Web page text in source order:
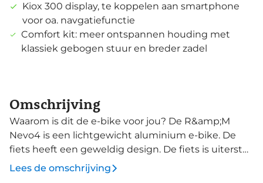
Kiox 300 display, te koppelen aan smartphone
voor oa. navgatiefunctie
Comfort kit: meer ontspannen houding met
klassiek gebogen stuur en breder zadel
Omschrijving
Waarom is dit de e-bike voor jou? De R&amp;M
Nevo4 is een lichtgewicht aluminium e-bike. De
fiets heeft een geweldig design. De fiets is uiterst
stabiel ondanks de lage instap. Ook ziet de fiets er
super sportief uit. De fiets is te verkrijgen in drie
Lees de omschrijving